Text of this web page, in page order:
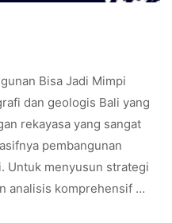
Bisa Jadi Mimpi
dan geologis Bali yang
rekayasa yang sangat
pembangunan
Untuk menyusun strategi
analisis komprehensif …